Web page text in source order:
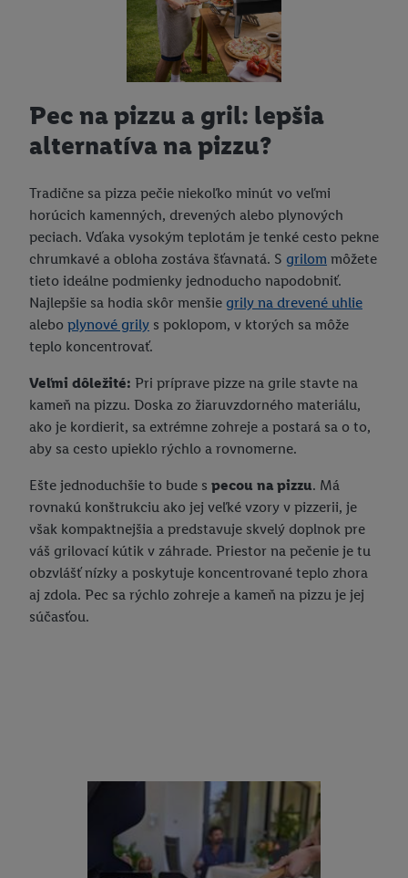
Pec na pizzu a gril: lepšia
alternatíva na pizzu?
Tradične sa pizza pečie niekoľko minút vo veľmi
horúcich kamenných, drevených alebo plynových
peciach. Vďaka vysokým teplotám je tenké cesto pekne
chrumkavé a obloha zostáva šťavnatá. S grilom môžete
tieto ideálne podmienky jednoducho napodobniť.
Najlepšie sa hodia skôr menšie grily na drevené uhlie
alebo plynové grily s poklopom, v ktorých sa môže
teplo koncentrovať.
Veľmi dôležité: Pri príprave pizze na grile stavte na
kameň na pizzu. Doska zo žiaruvzdorného materiálu,
ako je kordierit, sa extrémne zohreje a postará sa o to,
aby sa cesto upieklo rýchlo a rovnomerne.
Ešte jednoduchšie to bude s pecou na pizzu. Má
rovnakú konštrukciu ako jej veľké vzory v pizzerii, je
však kompaktnejšia a predstavuje skvelý doplnok pre
váš grilovací kútik v záhrade. Priestor na pečenie je tu
obzvlášť nízky a poskytuje koncentrované teplo zhora
aj zdola. Pec sa rýchlo zohreje a kameň na pizzu je jej
súčasťou.